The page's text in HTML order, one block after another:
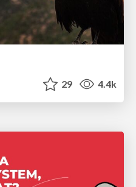
29 4.4k